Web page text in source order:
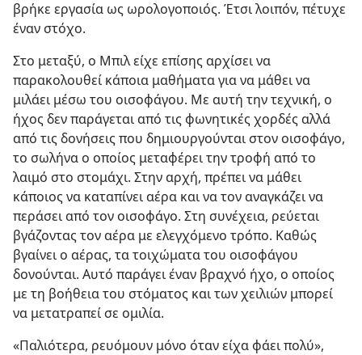
βρήκε εργασία ως ωρολογοποιός. Έτσι λοιπόν, πέτυχε
έναν στόχο.
Στο μεταξύ, ο Μπιλ είχε επίσης αρχίσει να
παρακολουθεί κάποια μαθήματα για να μάθει να
μιλάει μέσω του οισοφάγου. Με αυτή την τεχνική, ο
ήχος δεν παράγεται από τις φωνητικές χορδές αλλά
από τις δονήσεις που δημιουργούνται στον οισοφάγο,
το σωλήνα ο οποίος μεταφέρει την τροφή από το
λαιμό στο στομάχι. Στην αρχή, πρέπει να μάθει
κάποιος να καταπίνει αέρα και να τον αναγκάζει να
περάσει από τον οισοφάγο. Στη συνέχεια, ρεύεται
βγάζοντας τον αέρα με ελεγχόμενο τρόπο. Καθώς
βγαίνει ο αέρας, τα τοιχώματα του οισοφάγου
δονούνται. Αυτό παράγει έναν βραχνό ήχο, ο οποίος
με τη βοήθεια του στόματος και των χειλιών μπορεί
να μετατραπεί σε ομιλία.
«Παλιότερα, ρευόμουν μόνο όταν είχα φάει πολύ»,